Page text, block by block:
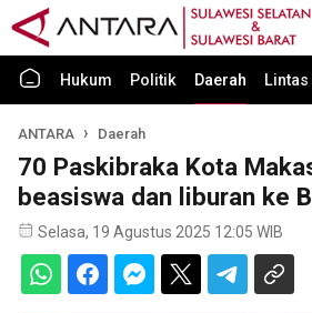
Hukum Politik Daerah
ANTARA Daerah
70 Paskibraka Kota
beasiswa dan liburan ke
Selasa, 19 Agustus 2025 12:05 WIB